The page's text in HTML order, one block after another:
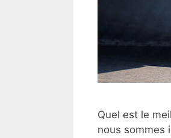
Quel est le
nous sommes